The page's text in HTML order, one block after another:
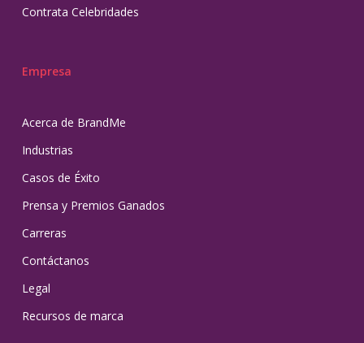
Contrata Celebridades
Empresa
Acerca de BrandMe
Industrias
Casos de Éxito
Prensa y Premios Ganados
Carreras
Contáctanos
Legal
Recursos de marca